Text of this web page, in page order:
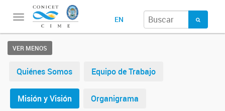
Toggle
navigation
EN
VER MENOS
Quiénes Somos Equipo de Trabajo
Misión y Visión Organigrama